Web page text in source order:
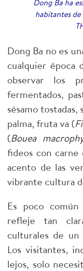
Dong Ba ha
habitantes de
Dong Ba no es
cualquier época
observar los
fermentados,
sésamo
palma, fruta va (
(Bouea
fideos con carne
acento de las
vibrante cultura
Es poco
refleje tan
culturales de
Los visitantes,
lejos, solo